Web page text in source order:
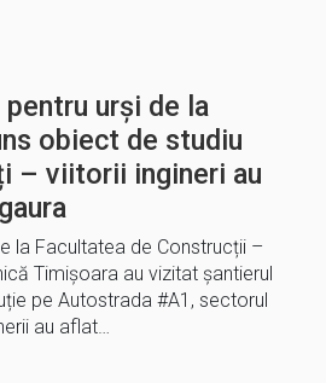
urși de la
obiect de studiu
– viitorii ingineri au
la Facultatea de Construcții –
Timișoara au vizitat șantierul
pe Autostrada #A1, sectorul
au aflat…